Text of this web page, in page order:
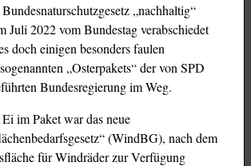
„nachhaltig“
Juli 2022 vom Bundestag verabschiedet
doch einigen besonders faulen
„Osterpakets“ der von SPD
Bundesregierung im Weg.
im Paket war das neue
(WindBG), nach dem
für Windräder zur Verfügung